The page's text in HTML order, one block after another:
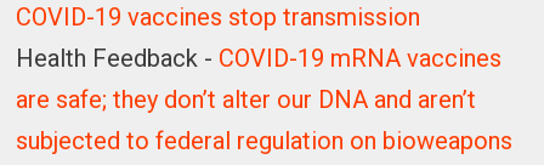
COVID-19 vaccines stop transmission
Health Feedback - COVID-19 mRNA vaccines
are safe; they don’t alter our DNA and aren’t
subjected to federal regulation on bioweapons